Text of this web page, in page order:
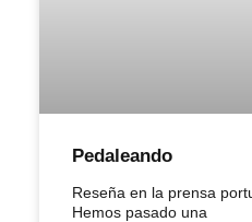
Pedaleando
Reseña en la prensa
Hemos pasado una